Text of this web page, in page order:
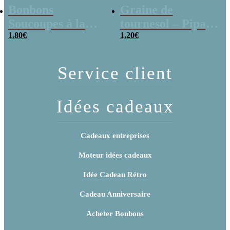
poudre (x20)
1,80€
x 3
1,20€
Service client
Idées cadeaux
Cadeaux entreprises
Moteur idées cadeaux
Idée Cadeau Rétro
Cadeau Anniversaire
Acheter Bonbons